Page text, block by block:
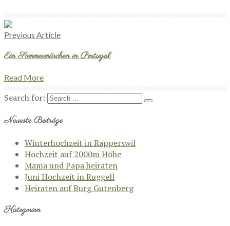
Previous Article
Ein Sommermärchen in Portugal
Read More
Search for:
Neueste Beiträge
Winterhochzeit in Rapperswil
Hochzeit auf 2000m Höhe
Mama und Papa heiraten
Juni Hochzeit in Ruggell
Heiraten auf Burg Gutenberg
Kategorien